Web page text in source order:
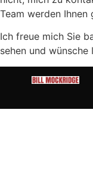
Team werden Ihnen
Ich freue mich Sie
sehen und